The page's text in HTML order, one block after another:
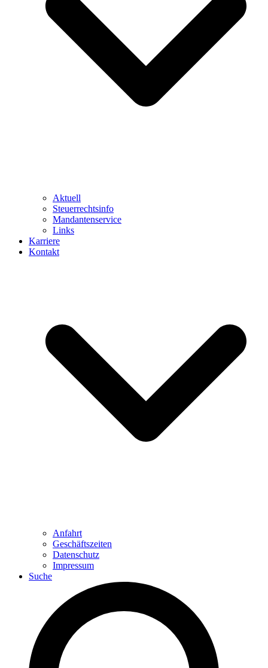
Aktuell
Steuerrechtsinfo
Mandantenservice
Links
Karriere
Kontakt
Anfahrt
Geschäftszeiten
Datenschutz
Impressum
Suche